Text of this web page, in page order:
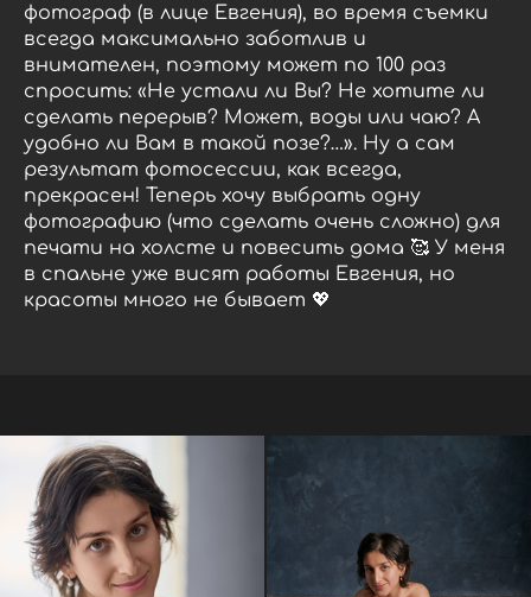
фотограф (в лице Евгения), во время съемки
всегда максимально заботлив и
внимателен, поэтому может по 100 раз
спросить: «Не устали ли Вы? Не хотите ли
сделать перерыв? Может, воды или чаю? А
удобно ли Вам в такой позе?…». Ну а сам
результат фотосессии, как всегда,
прекрасен! Теперь хочу выбрать одну
фотографию (что сделать очень сложно) для
печати на холсте и повесить дома 🥰 У меня
в спальне уже висят работы Евгения, но
красоты много не бывает 💖